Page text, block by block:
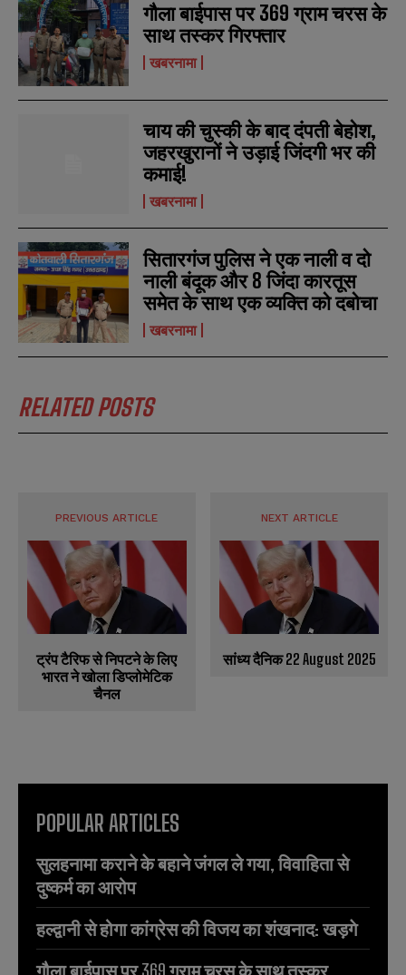
गौला बाईपास पर 369 ग्राम चरस के
साथ तस्कर गिरफ्तार
खबरनामा
चाय की चुस्की के बाद दंपती बेहोश,
जहरखुरानों ने उड़ाई जिंदगी भर की
कमाई!
खबरनामा
सितारगंज पुलिस ने एक नाली व दो
नाली बंदूक और 8 जिंदा कारतूस
समेत के साथ एक व्यक्ति को दबोचा
खबरनामा
RELATED POSTS
PREVIOUS ARTICLE
ट्रंप टैरिफ से निपटने के लिए
भारत ने खोला डिप्लोमेटिक
चैनल
NEXT ARTICLE
सांध्य दैनिक 22 August 2025
POPULAR ARTICLES
सुलहनामा कराने के बहाने जंगल ले गया, विवाहिता से
दुष्कर्म का आरोप
हल्द्वानी से होगा कांग्रेस की विजय का शंखनाद: खड़गे
गौला बाईपास पर 369 ग्राम चरस के साथ तस्कर